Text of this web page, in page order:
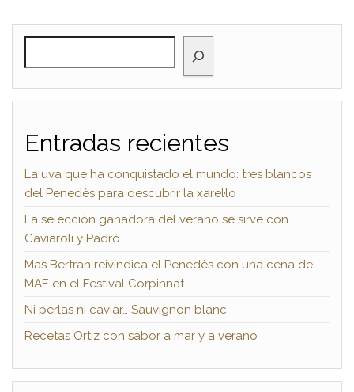
Entradas recientes
La uva que ha conquistado el mundo: tres blancos
del Penedès para descubrir la xarel·lo
La selección ganadora del verano se sirve con
Caviaroli y Padró
Mas Bertran reivindica el Penedès con una cena de
MAE en el Festival Corpinnat
Ni perlas ni caviar… Sauvignon blanc
Recetas Ortiz con sabor a mar y a verano